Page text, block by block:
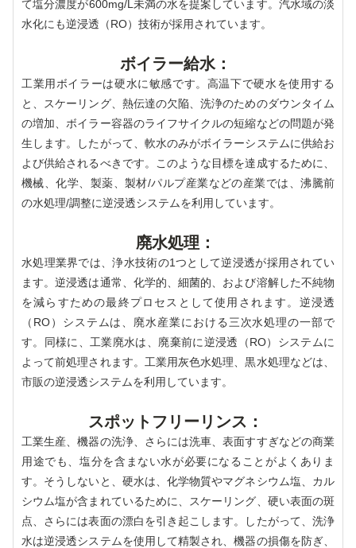
て塩分濃度が600mg/L未満の水を提案しています。汽水域の淡
水化にも逆浸透（RO）技術が採用されています。
ボイラー給水：
工業用ボイラーは硬水に敏感です。高温下で硬水を使用する
と、スケーリング、熱伝達の欠陥、洗浄のためのダウンタイム
の増加、ボイラー容器のライフサイクルの短縮などの問題が発
生します。したがって、軟水のみがボイラーシステムに供給お
よび供給されるべきです。このような目標を達成するために、
機械、化学、製薬、製材/パルプ産業などの産業では、沸騰前
の水処理/調整に逆浸透システムを利用しています。
廃水処理：
水処理業界では、浄水技術の1つとして逆浸透が採用されてい
ます。逆浸透は通常、化学的、細菌的、および溶解した不純物
を減らすための最終プロセスとして使用されます。逆浸透
（RO）システムは、廃水産業における三次水処理の一部で
す。同様に、工業廃水は、廃棄前に逆浸透（RO）システムに
よって前処理されます。工業用灰色水処理、黒水処理などは、
市販の逆浸透システムを利用しています。
スポットフリーリンス：
工業生産、機器の洗浄、さらには洗車、表面すすぎなどの商業
用途でも、塩分を含まない水が必要になることがよくありま
す。そうしないと、硬水は、化学物質やマグネシウム塩、カル
シウム塩が含まれているために、スケーリング、硬い表面の斑
点、さらには表面の漂白を引き起こします。したがって、洗浄
水は逆浸透システムを使用して精製され、機器の損傷を防ぎ、